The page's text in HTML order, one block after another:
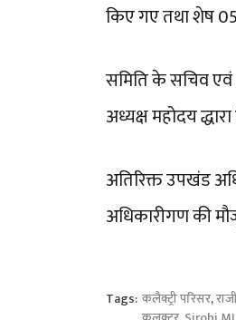
किए गए तथा शेष 05
समिति के सचिव एवं
अध्यक्ष महोदय
अतिरिक्त उपखंड
अधिकारीगण की
Tags: कलैक्ट्री परिसर,